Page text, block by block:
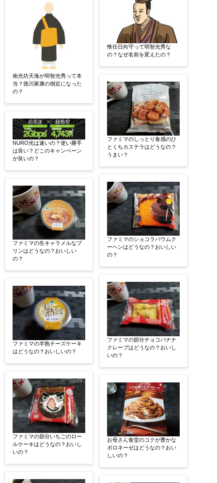
南光坊天海が明智光秀って本
当？徳川家康の側近になった
の？
NURO光は速いの？使い勝手
は良い？どこのキャンペーン
が良いの？
ファミマの生キャラメルなプ
リンはどうなの？おいしい
の？
ファミマの半熟チーズケーキ
はどうなの？おいしいの？
ファミマの節分いちごのロー
ルケーキはどうなの？おいし
いの？
惟任日向守って明智光秀な
の？なぜ名前を変えたの？
ファミマのしっとり食感のひ
とくちカステラはどうなの？
うまい？
ファミマのショコラバウムク
ーヘンはどうなの？おいしい
の？
ファミマの節分チョコバナナ
クレープはどうなの？おいし
いの？
お母さん食堂のコクが豊かな
ボロネーゼはどうなの？おい
しいの？